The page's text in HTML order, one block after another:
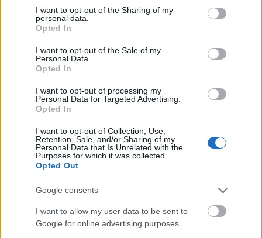
not limited to your visit or usage behaviour. You may click to
grant or deny consent to Google and its third-party tags to
use your data for below specified purposes in below Google
consent section.
I want to opt-out of the Sharing of my
personal data.
Opted In
I want to opt-out of the Sale of my
Personal Data.
Opted In
I want to opt-out of processing my
Personal Data for Targeted Advertising.
Opted In
I want to opt-out of Collection, Use,
Retention, Sale, and/or Sharing of my
Personal Data that Is Unrelated with the
Purposes for which it was collected.
Opted Out
Google consents
I want to allow my user data to be sent to
Google for online advertising purposes.
ΈΞΟΔΟΣ & ΓΕΎΣΗ
Η Gen Z ακυρώνει το clubbing το Σαββατόβραδο – Και
δεν φταίει η… βαρεμάρα
ΑΝΑΡΤΗΘΗΚΕ ΑΠΟΣΤΈΛΛΑ ΛΊΤΑΙΝΑ 4 ΑΥΓΟΎΣΤΟΥ 2026